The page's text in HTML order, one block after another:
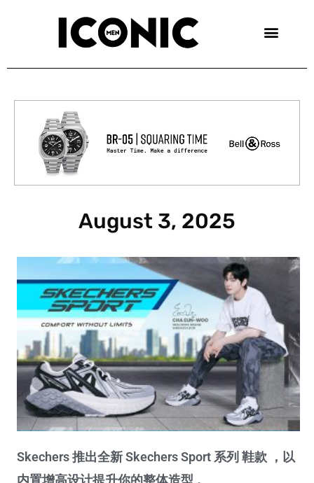
August 3, 2025
Skechers 推出全新 Skechers Sport 系列 鞋款 ，以
内置增高设计提升你的整体造型 。